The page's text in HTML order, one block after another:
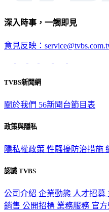
深入時事，一觸即見
意見反映：
TVBS新聞網
關於我們 56新聞台節目表
政策與隱私
隱私權政策 性騷擾防治措施
認識 TVBS
公司介紹 企業動態 人才招募
銷售 公開招標 業務服務 官方